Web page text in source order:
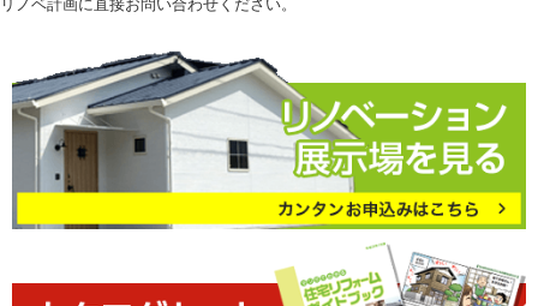
リノベ計画に直接お問い合わせください。